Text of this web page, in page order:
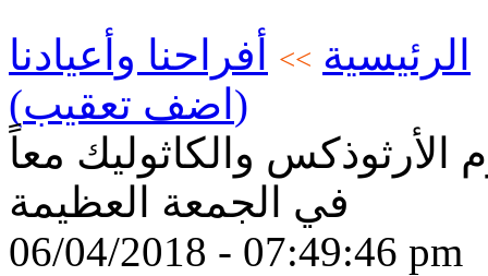
الرئيسية >>
أفراحنا وأعيادنا
(اضف تعقيب)
الأرثوذكس والكاثوليك معاً
في الجمعة العظيمة
06/04/2018 - 07:49:46 pm